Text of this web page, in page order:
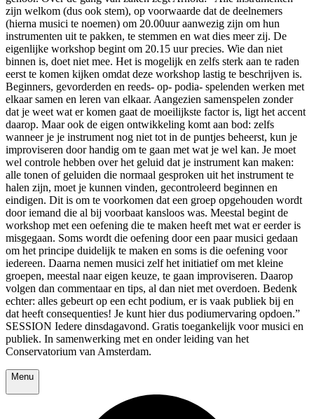
zijn welkom (dus ook stem), op voorwaarde dat de deelnemers
(hierna musici te noemen) om 20.00uur aanwezig zijn om hun
instrumenten uit te pakken, te stemmen en wat dies meer zij. De
eigenlijke workshop begint om 20.15 uur precies. Wie dan niet
binnen is, doet niet mee. Het is mogelijk en zelfs sterk aan te raden
eerst te komen kijken omdat deze workshop lastig te beschrijven is.
Beginners, gevorderden en reeds- op- podia- spelenden werken met
elkaar samen en leren van elkaar. Aangezien samenspelen zonder
dat je weet wat er komen gaat de moeilijkste factor is, ligt het accent
daarop. Maar ook de eigen ontwikkeling komt aan bod: zelfs
wanneer je je instrument nog niet tot in de puntjes beheerst, kun je
improviseren door handig om te gaan met wat je wel kan. Je moet
wel controle hebben over het geluid dat je instrument kan maken:
alle tonen of geluiden die normaal gesproken uit het instrument te
halen zijn, moet je kunnen vinden, gecontroleerd beginnen en
eindigen. Dit is om te voorkomen dat een groep opgehouden wordt
door iemand die al bij voorbaat kansloos was. Meestal begint de
workshop met een oefening die te maken heeft met wat er eerder is
misgegaan. Soms wordt die oefening door een paar musici gedaan
om het principe duidelijk te maken en soms is die oefening voor
iedereen. Daarna nemen musici zelf het initiatief om met kleine
groepen, meestal naar eigen keuze, te gaan improviseren. Daarop
volgen dan commentaar en tips, al dan niet met overdoen. Bedenk
echter: alles gebeurt op een echt podium, er is vaak publiek bij en
dat heeft consequenties! Je kunt hier dus podiumervaring opdoen.”
SESSION Iedere dinsdagavond. Gratis toegankelijk voor musici en
publiek. In samenwerking met en onder leiding van het
Conservatorium van Amsterdam.
Menu